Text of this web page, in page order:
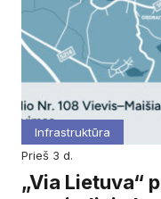
Infrastruktūra
prieš 3 d.
„Via Lietuva“